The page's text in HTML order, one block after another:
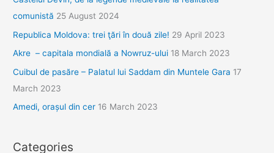
comunistă 25 August 2024
Republica Moldova: trei ţări în două zile! 29 April 2023
Akre – capitala mondială a Nowruz-ului 18 March 2023
Cuibul de pasăre – Palatul lui Saddam din Muntele Gara 17
March 2023
Amedi, orașul din cer 16 March 2023
Categories